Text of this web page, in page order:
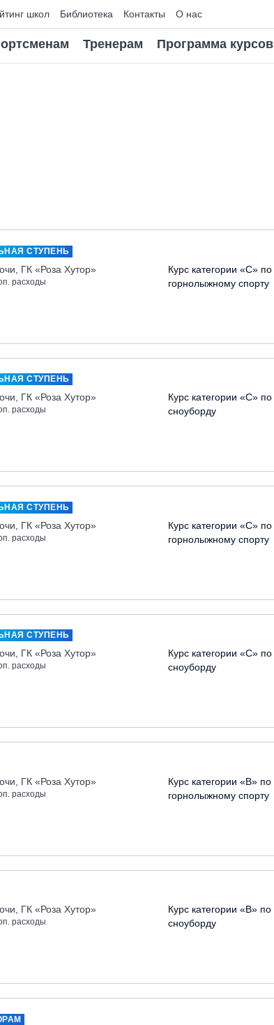
школ Библиотека Контакты О нас
Тренерам Программа курсов
СТУПЕНЬ
ГК «Роза Хутор»
расходы
Курс категории «С» по
горнолыжному спорту
СТУПЕНЬ
ГК «Роза Хутор»
расходы
Курс категории «С» по
сноуборду
СТУПЕНЬ
ГК «Роза Хутор»
расходы
Курс категории «С» по
горнолыжному спорту
СТУПЕНЬ
ГК «Роза Хутор»
расходы
Курс категории «С» по
сноуборду
ГК «Роза Хутор»
расходы
Курс категории «В» по
горнолыжному спорту
ГК «Роза Хутор»
расходы
Курс категории «В» по
сноуборду